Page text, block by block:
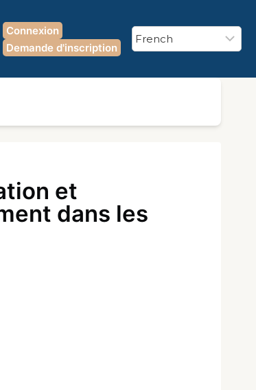
Connexion
Demande d'inscription
et
dans les